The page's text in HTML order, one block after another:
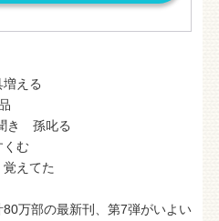
える
き 孫叱る
も 立ちすくむ
えてた
万部の最新刊、第7弾がいよい